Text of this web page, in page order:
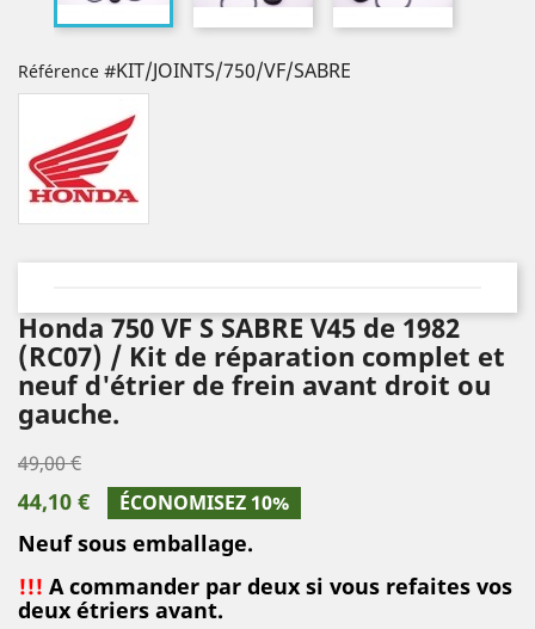
Référence #KIT/JOINTS/750/VF/SABRE
Honda 750 VF S SABRE V45 de 1982
(RC07) / Kit de réparation complet et
neuf d'étrier de frein avant droit ou
gauche.
49,00 €
44,10 € ÉCONOMISEZ 10%
Neuf sous emballage.
!!! A commander par deux si vous refaites vos
deux étriers avant.